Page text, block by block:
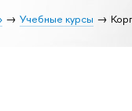
Учебные курсы